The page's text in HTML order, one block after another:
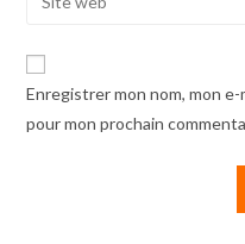
address
comment
website
URL
Enregistrer mon nom, mon
pour mon prochain